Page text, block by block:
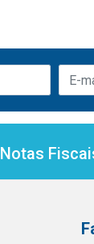
Notas